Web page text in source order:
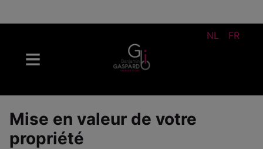
NL FR
Mise en valeur de votre
propriété